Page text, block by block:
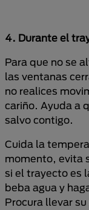
4. Durante el
Para que no se
las ventanas
no realices
cariño. Ayuda a
salvo contigo.
Cuida la
momento, evita
si el trayecto es
beba agua y
Procura llevar